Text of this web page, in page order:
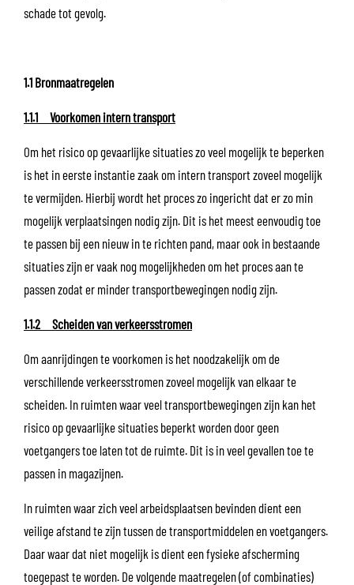
schade tot gevolg.
1.1 Bronmaatregelen
1.1.1 Voorkomen intern transport
Om het risico op gevaarlijke situaties zo veel mogelijk te beperken
is het in eerste instantie zaak om intern transport zoveel mogelijk
te vermijden. Hierbij wordt het proces zo ingericht dat er zo min
mogelijk verplaatsingen nodig zijn. Dit is het meest eenvoudig toe
te passen bij een nieuw in te richten pand, maar ook in bestaande
situaties zijn er vaak nog mogelijkheden om het proces aan te
passen zodat er minder transportbewegingen nodig zijn.
1.1.2 Scheiden van verkeersstromen
Om aanrijdingen te voorkomen is het noodzakelijk om de
verschillende verkeersstromen zoveel mogelijk van elkaar te
scheiden. In ruimten waar veel transportbewegingen zijn kan het
risico op gevaarlijke situaties beperkt worden door geen
voetgangers toe laten tot de ruimte. Dit is in veel gevallen toe te
passen in magazijnen.
In ruimten waar zich veel arbeidsplaatsen bevinden dient een
veilige afstand te zijn tussen de transportmiddelen en voetgangers.
Daar waar dat niet mogelijk is dient een fysieke afscherming
toegepast te worden. De volgende maatregelen (of combinaties)